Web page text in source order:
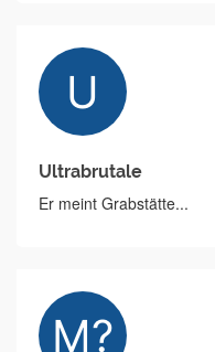
Ultrabrutale
Er meint Grabstätte...